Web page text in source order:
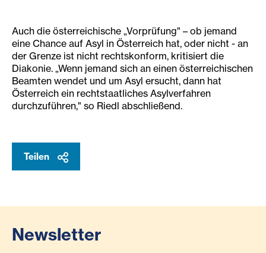
Auch die österreichische „Vorprüfung" – ob jemand
eine Chance auf Asyl in Österreich hat, oder nicht - an
der Grenze ist nicht rechtskonform, kritisiert die
Diakonie. „Wenn jemand sich an einen österreichischen
Beamten wendet und um Asyl ersucht, dann hat
Österreich ein rechtstaatliches Asylverfahren
durchzuführen," so Riedl abschließend.
Teilen
Newsletter